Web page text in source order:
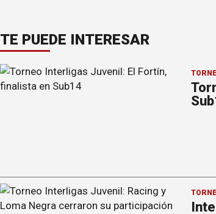
TE PUEDE INTERESAR